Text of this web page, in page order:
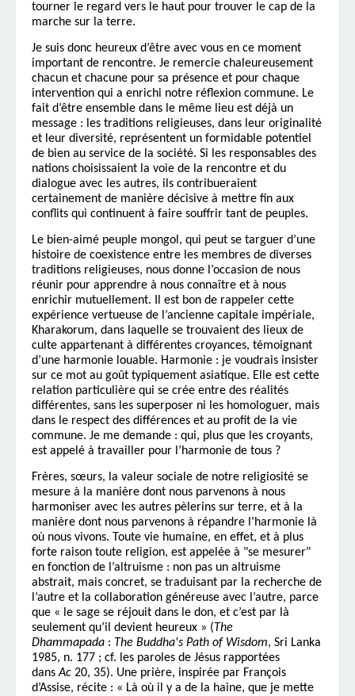
tourner le regard vers le haut pour trouver le cap de la
marche sur la terre.
Je suis donc heureux d’être avec vous en ce moment
important de rencontre. Je remercie chaleureusement
chacun et chacune pour sa présence et pour chaque
intervention qui a enrichi notre réflexion commune. Le
fait d’être ensemble dans le même lieu est déjà un
message : les traditions religieuses, dans leur originalité
et leur diversité, représentent un formidable potentiel
de bien au service de la société. Si les responsables des
nations choisissaient la voie de la rencontre et du
dialogue avec les autres, ils contribueraient
certainement de manière décisive à mettre fin aux
conflits qui continuent à faire souffrir tant de peuples.
Le bien-aimé peuple mongol, qui peut se targuer d’une
histoire de coexistence entre les membres de diverses
traditions religieuses, nous donne l’occasion de nous
réunir pour apprendre à nous connaître et à nous
enrichir mutuellement. Il est bon de rappeler cette
expérience vertueuse de l’ancienne capitale impériale,
Kharakorum, dans laquelle se trouvaient des lieux de
culte appartenant à différentes croyances, témoignant
d’une harmonie louable. Harmonie : je voudrais insister
sur ce mot au goût typiquement asiatique. Elle est cette
relation particulière qui se crée entre des réalités
différentes, sans les superposer ni les homologuer, mais
dans le respect des différences et au profit de la vie
commune. Je me demande : qui, plus que les croyants,
est appelé à travailler pour l’harmonie de tous ?
Frères, sœurs, la valeur sociale de notre religiosité se
mesure à la manière dont nous parvenons à nous
harmoniser avec les autres pèlerins sur terre, et à la
manière dont nous parvenons à répandre l’harmonie là
où nous vivons. Toute vie humaine, en effet, et à plus
forte raison toute religion, est appelée à "se mesurer"
en fonction de l’altruisme : non pas un altruisme
abstrait, mais concret, se traduisant par la recherche de
l’autre et la collaboration généreuse avec l’autre, parce
que « le sage se réjouit dans le don, et c’est par là
seulement qu’il devient heureux » (The
Dhammapada : The Buddha's Path of Wisdom, Sri Lanka
1985, n. 177 ; cf. les paroles de Jésus rapportées
dansAc 20, 35). Une prière, inspirée par François
d’Assise, récite : « Là où il y a de la haine, que je mette